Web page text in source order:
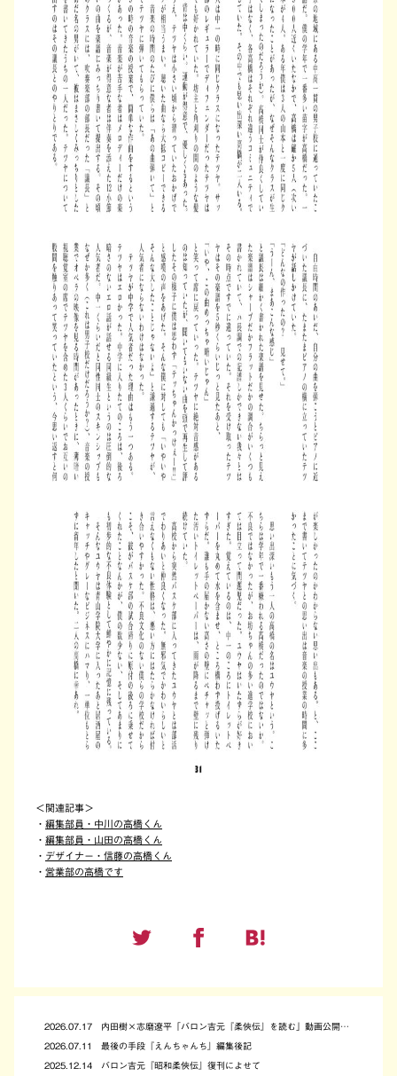
＜関連記事＞
・ 編集部員・中川の高橋くん
・ 編集部員・山田の高橋くん
・ デザイナー・信藤の高橋くん
・ 営業部の高橋です
2026.07.17 内田樹×志磨遼平「バロン吉元『柔俠伝』を読む」動画公開によせて
2026.07.11 最後の手段『えんちゃんち』編集後記
2025.12.14 バロン吉元『昭和柔俠伝』復刊によせて